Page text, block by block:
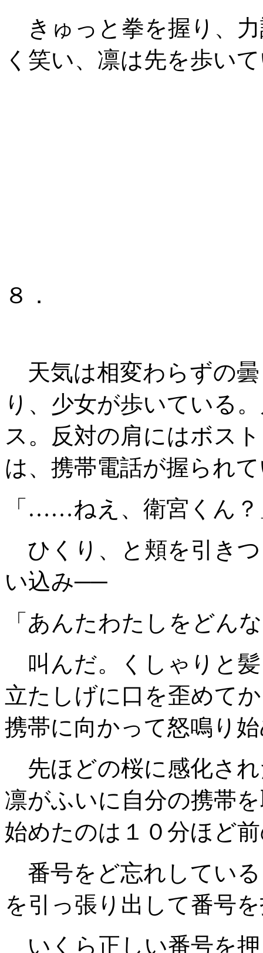
きゅっと拳を握り、
く笑い、凛は先を歩い
８．
天気は相変わらずの
り、少女が歩いている
ス。反対の肩にはボス
は、携帯電話が握られ
「……ねえ、衛宮くん
ひくり、と頬を引き
い込み──
「あんたわたしをどん
叫んだ。くしゃりと
立たしげに口を歪めて
携帯に向かって怒鳴り
先ほどの桜に感化さ
凛がふいに自分の携帯
始めたのは１０分ほど
番号をど忘れしてい
を引っ張り出して番号
いくら正しい番号を